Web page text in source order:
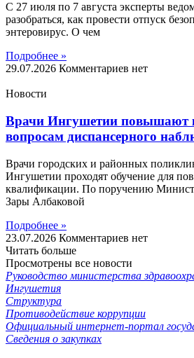
С 27 июля по 7 августа эксперты
разобраться, как провести отпуск
энтеровирус. О чем
Подробнее »
29.07.2026 Комментариев нет
Новости
Врачи Ингушетии повышают
вопросам диспансерного
Врачи городских и районных
Ингушетии проходят обучение для
квалификации. По поручению
Зары Албаковой
Подробнее »
23.07.2026 Комментариев нет
Читать больше
Просмотрены все новости
Руководство министерства
Ингушетия
Структура
Противодействие коррупции
Официальный интернет-портал
Сведения о закупках